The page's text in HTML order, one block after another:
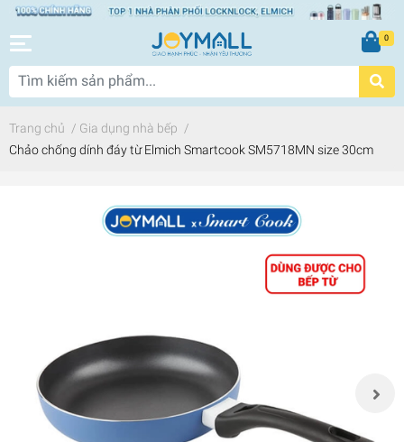
0
Trang chủ / Gia dụng nhà bếp /
Chảo chống dính đáy từ Elmich Smartcook SM5718MN size 30cm